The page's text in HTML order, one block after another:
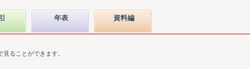
年表 資料編
ることができます。